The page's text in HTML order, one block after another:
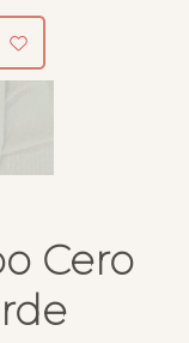
Cero